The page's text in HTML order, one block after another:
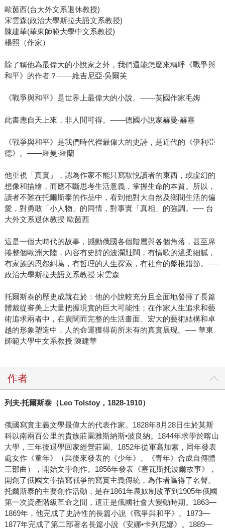
歐茵西(台大外文系退休教授)
宋雲森(政治大學斯拉夫語文系教授)
陳建華(華東師範大學中文系教授)
楊照（作家）
除了稱他為最偉大的小說家之外，我們還能怎麼來稱呼《戰爭與
和平》的作者？——維吉尼亞‧吳爾芙
《戰爭與和平》是世界上最偉大的小說。——英國作家毛姆
此書應自天上來，非人間可得。——德國小說家赫曼‧赫塞
《戰爭與和平》是我們時代裡最偉大的史詩，是近代的《伊利亞
德》。——羅曼‧羅蘭
他重視「真實」，認為作家不能只寫取悅讀者的東西，或虛幻的
想像和描繪，而應不斷思考生活意義，掌握生命的本質。所以，
讀者不難在托爾斯泰的作品中，看到他對大自然及鄉間生活的偏
愛，對勇敢「小人物」的同情，對事實「真相」的強調。── 台
大外文系退休教授 歐茵西
這是一個大時代的故事，撼動俄國各個階層與各個角落，甚至席
捲整個歐洲大陸，內容有史詩的波瀾壯闊，有情歌的溫柔細膩，
有家族的恩怨糾葛，有哲理的人生探索，有社會的盤根錯節。──
政治大學斯拉夫語文系教授 宋雲森
托爾斯泰的歷史成就在於：他的小說較充分且全面地發揮了長篇
體裁從審美上大量把握現實的巨大可能性；在作家人生追求和藝
術追求兩者中，在廣闊而完整的生活畫面、宏大的藝術結構和卓
越的形象塑造中，人的命運獲得前所未有的真實展現。── 華東
師範大學中文系教授 陳建華
作者
列夫‧托爾斯泰（Leo Tolstoy， 1828-1910）
俄國寫實主義文學最偉大的代表作家。1828年8月28日生於莫斯
科以南兩百公里的貴族莊園雅斯納斯•波良納。1844年求學於喀山
大學，三年後退學回家經營莊園。1852年從軍高加索，同年發表
處女作《童年》（與後來發表的《少年》、《青年》合成自傳體
三部曲），開始文學創作。1856年發表《塞瓦斯托波爾故事》，
開創了俄國文學描寫戰爭的寫實主義傳統，為作者贏得了名聲。
托爾斯泰的主要創作活動，是在1861年農奴制改革到1905年俄國
第一次資產階級革命之間，這正是俄國社會大變動時期。1863—
1869年，他完成了史詩性的長篇小說《戰爭與和平》。1873—
1877年完成了第二部著名長篇小說《安娜•卡列尼娜》。1889—